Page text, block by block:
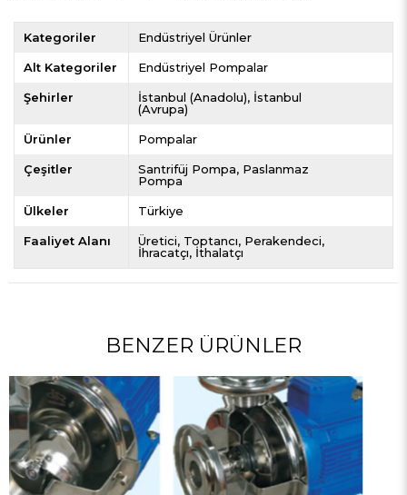
Kategoriler Endüstriyel Ürünler
Alt Kategoriler Endüstriyel Pompalar
Şehirler İstanbul (Anadolu) İstanbul
(Avrupa)
Ürünler Pompalar
Çeşitler Santrifüj Pompa Paslanmaz
Pompa
Ülkeler Türkiye
Faaliyet Alanı Üretici Toptancı Perakendeci
İhracatçı İthalatçı
BENZER ÜRÜNLER